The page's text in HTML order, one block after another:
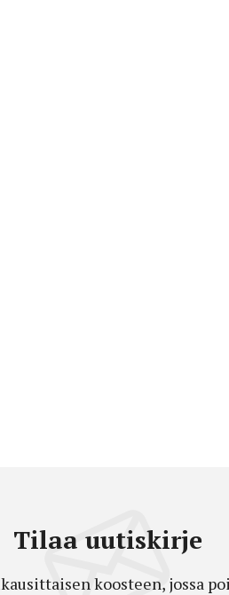
Tilaa uutiskirje
koosteen, jossa